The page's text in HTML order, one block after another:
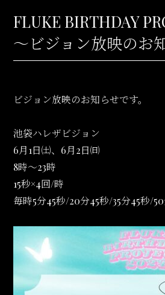
FLUKE BIRTHDAY
～ビジョン放映のお
ビジョン放映のお知らせです。
池袋ハレザビジョン
6月1日㈯、6月2日㈰
8時～23時
15秒×4回/時
毎時5分45秒/20分45秒/35分45秒/